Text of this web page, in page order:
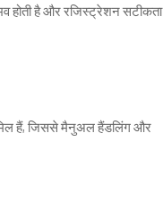
होती है और रजिस्ट्रेशन सटीकता
हैं, जिससे मैनुअल हैंडलिंग और